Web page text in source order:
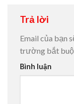
Trả lời
Email của bạn
trường bắt
Bình luận